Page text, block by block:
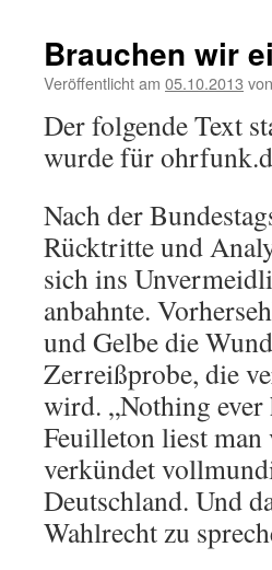
Brauchen wir
Veröffentlicht am 05.10.2013 von
Der folgende Text
wurde für
Nach der
Rücktritte und
sich ins
anbahnte.
und Gelbe die
Zerreißprobe, die
wird. „Nothing ever
Feuilleton liest man
verkündet
Deutschland. Und
Wahlrecht zu